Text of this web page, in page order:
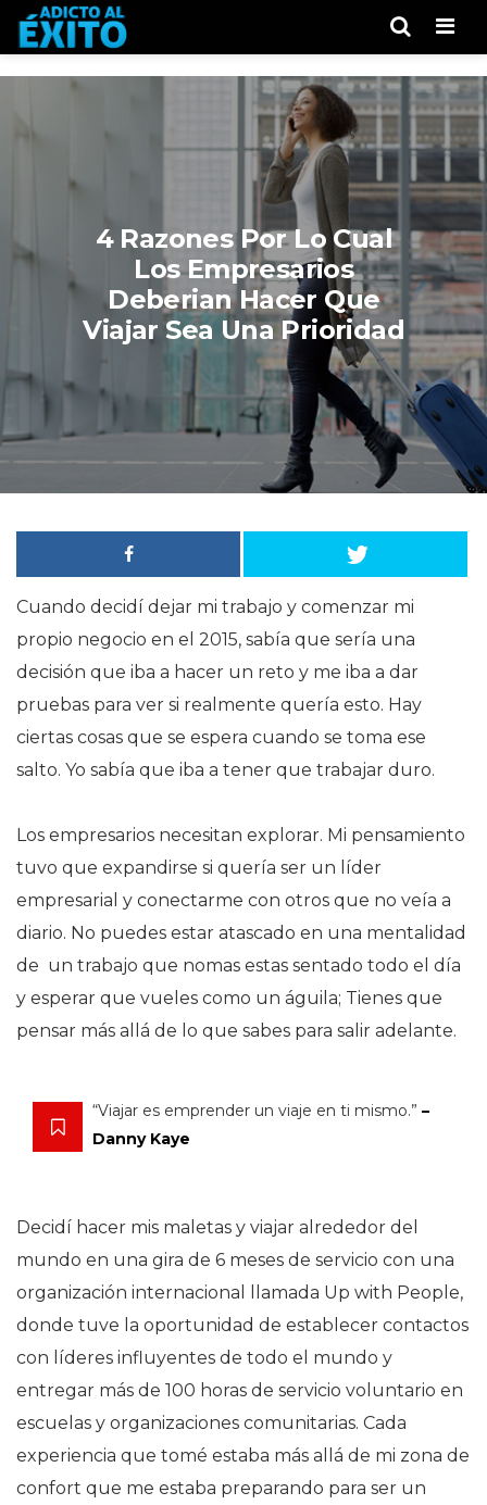
4 Razones Por Lo Cual
Los Empresarios
Deberian Hacer Que
Viajar Sea Una Prioridad
Cuando decidí dejar mi trabajo y comenzar mi
propio negocio en el 2015, sabía que sería una
decisión que iba a hacer un reto y me iba a dar
pruebas para ver si realmente quería esto. Hay
ciertas cosas que se espera cuando se toma ese
salto. Yo sabía que iba a tener que trabajar duro.
Los empresarios necesitan explorar. Mi pensamiento
tuvo que expandirse si quería ser un líder
empresarial y conectarme con otros que no veía a
diario. No puedes estar atascado en una mentalidad
de un trabajo que nomas estas sentado todo el día
y esperar que vueles como un águila; Tienes que
pensar más allá de lo que sabes para salir adelante.
“Viajar es emprender un viaje en ti mismo.” –
Danny Kaye
Decidí hacer mis maletas y viajar alrededor del
mundo en una gira de 6 meses de servicio con una
organización internacional llamada Up with People,
donde tuve la oportunidad de establecer contactos
con líderes influyentes de todo el mundo y
entregar más de 100 horas de servicio voluntario en
escuelas y organizaciones comunitarias. Cada
experiencia que tomé estaba más allá de mi zona de
confort que me estaba preparando para ser un